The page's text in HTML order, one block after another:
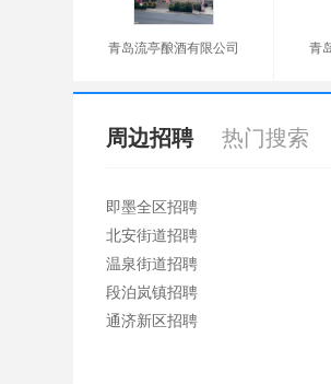
青岛流亭酿酒有限公司 青
周边招聘 热门搜索
即墨全区招聘
北安街道招聘
温泉街道招聘
段泊岚镇招聘
通济新区招聘